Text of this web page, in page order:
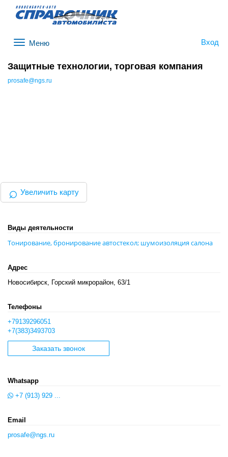
Вход
Защитные технологии, торговая компания
prosafe@ngs.ru
⌕ Увеличить карту
Виды деятельности
Тонирование, бронирование автостекол; шумоизоляция салона
Адрес
Новосибирск, Горский микрорайон, 63/1
Телефоны
+79139296051
+7(383)3493703
Заказать звонок
Whatsapp
+7 (913) 929 ...
Email
prosafe@ngs.ru